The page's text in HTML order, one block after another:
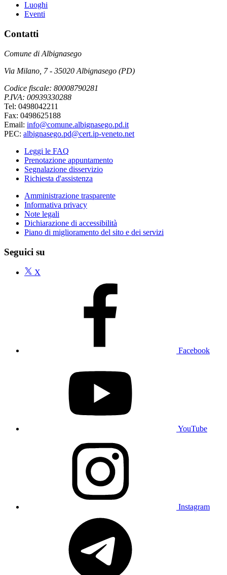
Luoghi
Eventi
Contatti
Comune di Albignasego
Via Milano, 7 - 35020 Albignasego (PD)
Codice fiscale: 80008790281
P.IVA: 00939330288
Tel: 0498042211
Fax: 0498625188
Email: info@comune.albignasego.pd.it
PEC: albignasego.pd@cert.ip-veneto.net
Leggi le FAQ
Prenotazione appuntamento
Segnalazione disservizio
Richiesta d'assistenza
Amministrazione trasparente
Informativa privacy
Note legali
Dichiarazione di accessibilità
Piano di miglioramento del sito e dei servizi
Seguici su
X
Facebook
YouTube
Instagram